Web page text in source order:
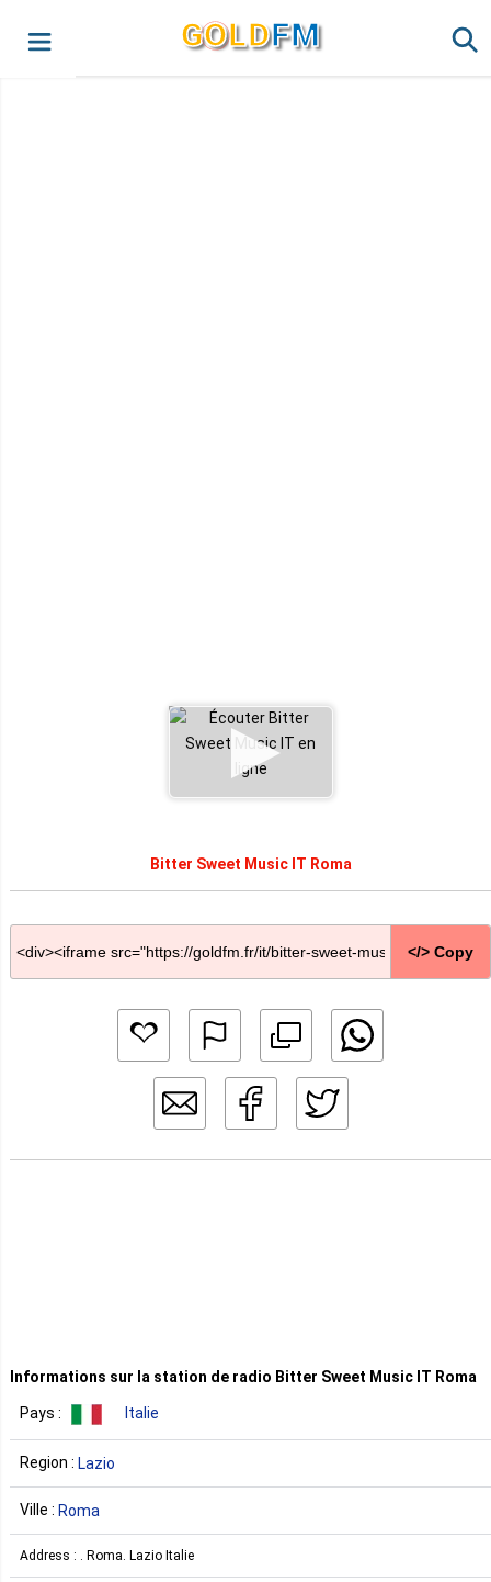
GOLDFM
Bitter Sweet Music IT Roma
</> Copy
Informations sur la station de radio Bitter Sweet Music IT Roma
Pays : Italie
Region : Lazio
Ville : Roma
Address : . Roma. Lazio Italie